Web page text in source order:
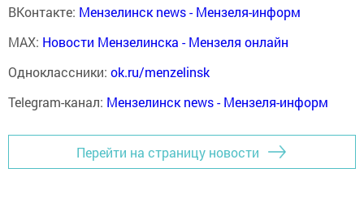
ВКонтакте: Мензелинск news - Мензеля-информ
MAX: Новости Мензелинска - Мензеля онлайн
Одноклассники: ok.ru/menzelinsk
Telegram-канал: Мензелинск news - Мензеля-информ
Перейти на страницу новости